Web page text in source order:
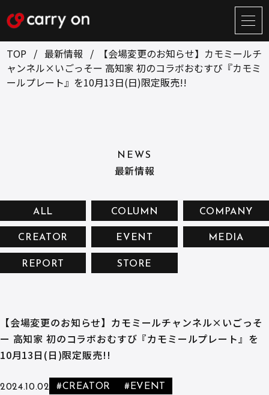
サ
イ
ト
メ
ニ
BUSINESS CREATOR
お問い合せ
プライバシーポリシー
TOP 最新情報
【会場変更のお知らせ】カモミールチ
ャンネル×いごっそー 高知家 初のコラボおむすび『カモミ
ールプレート』を10月13日(日)限定販売!!
NEWS
最新情報
ALL COLUMN COMPANY
CREATOR EVENT MEDIA
REPORT STORE
【会場変更のお知らせ】カモミールチャンネル×いごっそ
ー 高知家 初のコラボおむすび『カモミールプレート』を
10月13日(日)限定販売!!
2024.10.02 #CREATOR #EVENT